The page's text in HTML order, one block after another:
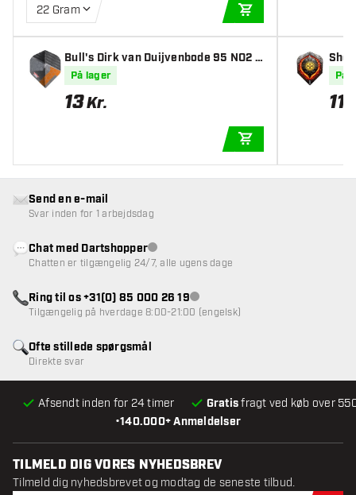
22 Gram
Bull's Dirk van Duijvenbode 95 NO2 D
art Flights
På lager
13Kr.
Shot
På
11
•140.000+ Anmeldelser
Afsendt inden for 24 timer Gratisfragt ved køb over
Ofte stillede spørgsmål
Direkte svar
Send en e-mail
Svar inden for 1 arbejdsdag
Chat med DartshopperKundeservice ikke tilgængelig
Chatten er tilgængelig 24/7, alle ugens dage
Ring til os +31(0) 85 000 26 19Kundeservice ikke tilgængelig
Tilgængelig på hverdage 8:00-21:00 (engelsk)
TILMELD DIG VORES NYHEDSBREV
Tilmeld dig nyhedsbrevet og modtag de seneste tilbud.